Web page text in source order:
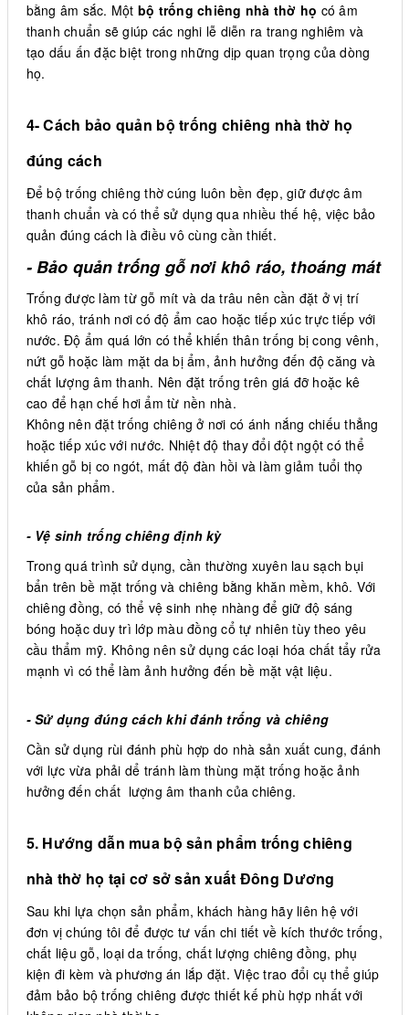
bằng âm sắc. Một bộ trống chiêng nhà thờ họ có âm
thanh chuẩn sẽ giúp các nghi lễ diễn ra trang nghiêm và
tạo dấu ấn đặc biệt trong những dịp quan trọng của dòng
họ.
4- Cách bảo quản bộ trống chiêng nhà thờ họ
đúng cách
Để bộ trống chiêng thờ cúng luôn bền đẹp, giữ được âm
thanh chuẩn và có thể sử dụng qua nhiều thế hệ, việc bảo
quản đúng cách là điều vô cùng cần thiết.
- Bảo quản trống gỗ nơi khô ráo, thoáng mát
Trống được làm từ gỗ mít và da trâu nên cần đặt ở vị trí
khô ráo, tránh nơi có độ ẩm cao hoặc tiếp xúc trực tiếp với
nước. Độ ẩm quá lớn có thể khiến thân trống bị cong vênh,
nứt gỗ hoặc làm mặt da bị ẩm, ảnh hưởng đến độ căng và
chất lượng âm thanh. Nên đặt trống trên giá đỡ hoặc kê
cao để hạn chế hơi ẩm từ nền nhà.
Không nên đặt trống chiêng ở nơi có ánh nắng chiếu thẳng
hoặc tiếp xúc với nước. Nhiệt độ thay đổi đột ngột có thể
khiến gỗ bị co ngót, mất độ đàn hồi và làm giảm tuổi thọ
của sản phẩm.
- Vệ sinh trống chiêng định kỳ
Trong quá trình sử dụng, cần thường xuyên lau sạch bụi
bẩn trên bề mặt trống và chiêng bằng khăn mềm, khô. Với
chiêng đồng, có thể vệ sinh nhẹ nhàng để giữ độ sáng
bóng hoặc duy trì lớp màu đồng cổ tự nhiên tùy theo yêu
cầu thẩm mỹ. Không nên sử dụng các loại hóa chất tẩy rửa
mạnh vì có thể làm ảnh hưởng đến bề mặt vật liệu.
- Sử dụng đúng cách khi đánh trống và chiêng
Cần sử dụng rùi đánh phù hợp do nhà sản xuất cung, đánh
với lực vừa phải dể tránh làm thùng mặt trống hoặc ảnh
hưởng đến chất lượng âm thanh của chiêng.
5. Hướng dẫn mua bộ sản phẩm trống chiêng
nhà thờ họ tại cơ sở sản xuất Đông Dương
Sau khi lựa chọn sản phẩm, khách hàng hãy liên hệ với
đơn vị chúng tôi để được tư vấn chi tiết về kích thước trống,
chất liệu gỗ, loại da trống, chất lượng chiêng đồng, phụ
kiện đi kèm và phương án lắp đặt. Việc trao đổi cụ thể giúp
đảm bảo bộ trống chiêng được thiết kế phù hợp nhất với